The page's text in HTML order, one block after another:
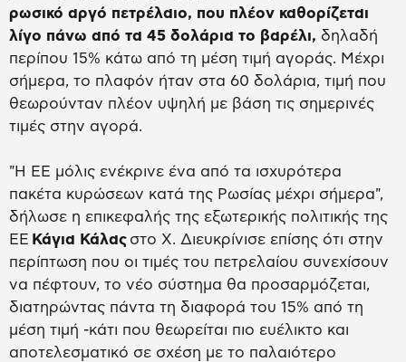
ρωσικό αργό πετρέλαιο, που πλέον καθορίζεται
λίγο πάνω από τα 45 δολάρια το βαρέλι, δηλαδή
περίπου 15% κάτω από τη μέση τιμή αγοράς. Μέχρι
σήμερα, το πλαφόν ήταν στα 60 δολάρια, τιμή που
θεωρούνταν πλέον υψηλή με βάση τις σημερινές
τιμές στην αγορά.
"Η ΕΕ μόλις ενέκρινε ένα από τα ισχυρότερα
πακέτα κυρώσεων κατά της Ρωσίας μέχρι σήμερα",
δήλωσε η επικεφαλής της εξωτερικής πολιτικής της
ΕΕ Κάγια Κάλας στο X. Διευκρίνισε επίσης ότι στην
περίπτωση που οι τιμές του πετρελαίου συνεχίσουν
να πέφτουν, το νέο σύστημα θα προσαρμόζεται,
διατηρώντας πάντα τη διαφορά του 15% από τη
μέση τιμή -κάτι που θεωρείται πιο ευέλικτο και
αποτελεσματικό σε σχέση με το παλαιότερο